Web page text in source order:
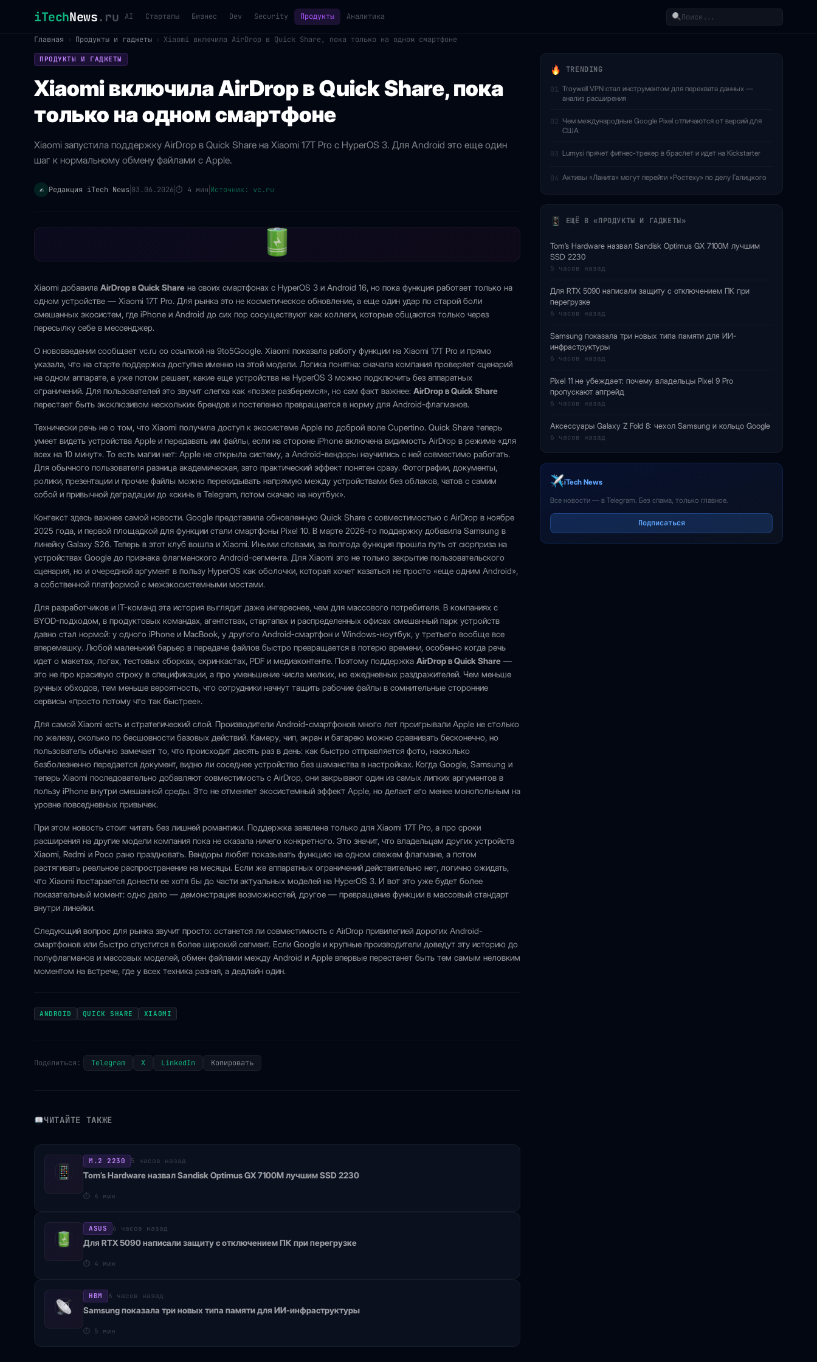
iTechNews.ru AI Стартапы Бизнес Dev Security Продукты Аналитика
Поиск
Главная
› Продукты и гаджеты › Xiaomi включила AirDrop в Quick Share, пока только на одном смартфоне
ПРОДУКТЫ И ГАДЖЕТЫ
Xiaomi включила AirDrop в Quick Share, пока
только на одном смартфоне
Xiaomi запустила поддержку AirDrop в Quick Share на Xiaomi 17T Pro с HyperOS 3. Для Android это еще один
шаг к нормальному обмену файлами с Apple.
✍️ Редакция iTech News 03.06.2026⏱ 4 мин Источник: vc.ru
Xiaomi добавила AirDrop в Quick Share на своих смартфонах с HyperOS 3 и Android 16, но пока функция работает только на
одном устройстве — Xiaomi 17T Pro. Для рынка это не косметическое обновление, а еще один удар по старой боли
смешанных экосистем, где iPhone и Android до сих пор сосуществуют как коллеги, которые общаются только через
пересылку себе в мессенджер.
О нововведении сообщает vc.ru со ссылкой на 9to5Google. Xiaomi показала работу функции на Xiaomi 17T Pro и прямо
указала, что на старте поддержка доступна именно на этой модели. Логика понятна: сначала компания проверяет сценарий
на одном аппарате, а уже потом решает, какие еще устройства на HyperOS 3 можно подключить без аппаратных
ограничений. Для пользователей это звучит слегка как «позже разберемся», но сам факт важнее: AirDrop в Quick Share
перестает быть эксклюзивом нескольких брендов и постепенно превращается в норму для Android-флагманов.
Технически речь не о том, что Xiaomi получила доступ к экосистеме Apple по доброй воле Cupertino. Quick Share теперь
умеет видеть устройства Apple и передавать им файлы, если на стороне iPhone включена видимость AirDrop в режиме «для
всех на 10 минут». То есть магии нет: Apple не открыла систему, а Android-вендоры научились с ней совместимо работать.
Для обычного пользователя разница академическая, зато практический эффект понятен сразу. Фотографии, документы,
ролики, презентации и прочие файлы можно перекидывать напрямую между устройствами без облаков, чатов с самим
собой и привычной деградации до «скинь в Telegram, потом скачаю на ноутбук».
Контекст здесь важнее самой новости. Google представила обновленную Quick Share с совместимостью с AirDrop в ноябре
2025 года, и первой площадкой для функции стали смартфоны Pixel 10. В марте 2026-го поддержку добавила Samsung в
линейку Galaxy S26. Теперь в этот клуб вошла и Xiaomi. Иными словами, за полгода функция прошла путь от сюрприза на
устройствах Google до признака флагманского Android-сегмента. Для Xiaomi это не только закрытие пользовательского
сценария, но и очередной аргумент в пользу HyperOS как оболочки, которая хочет казаться не просто «еще одним Android»,
а собственной платформой с межэкосистемными мостами.
Для разработчиков и IT-команд эта история выглядит даже интереснее, чем для массового потребителя. В компаниях с
BYOD-подходом, в продуктовых командах, агентствах, стартапах и распределенных офисах смешанный парк устройств
давно стал нормой: у одного iPhone и MacBook, у другого Android-смартфон и Windows-ноутбук, у третьего вообще все
вперемешку. Любой маленький барьер в передаче файлов быстро превращается в потерю времени, особенно когда речь
идет о макетах, логах, тестовых сборках, скринкастах, PDF и медиаконтенте. Поэтому поддержка AirDrop в Quick Share —
это не про красивую строку в спецификации, а про уменьшение числа мелких, но ежедневных раздражителей. Чем меньше
ручных обходов, тем меньше вероятность, что сотрудники начнут тащить рабочие файлы в сомнительные сторонние
сервисы «просто потому что так быстрее».
Для самой Xiaomi есть и стратегический слой. Производители Android-смартфонов много лет проигрывали Apple не столько
по железу, сколько по бесшовности базовых действий. Камеру, чип, экран и батарею можно сравнивать бесконечно, но
пользователь обычно замечает то, что происходит десять раз в день: как быстро отправляется фото, насколько
безболезненно передается документ, видно ли соседнее устройство без шаманства в настройках. Когда Google, Samsung и
теперь Xiaomi последовательно добавляют совместимость с AirDrop, они закрывают один из самых липких аргументов в
пользу iPhone внутри смешанной среды. Это не отменяет экосистемный эффект Apple, но делает его менее монопольным на
уровне повседневных привычек.
При этом новость стоит читать без лишней романтики. Поддержка заявлена только для Xiaomi 17T Pro, а про сроки
расширения на другие модели компания пока не сказала ничего конкретного. Это значит, что владельцам других устройств
Xiaomi, Redmi и Poco рано праздновать. Вендоры любят показывать функцию на одном свежем флагмане, а потом
растягивать реальное распространение на месяцы. Если же аппаратных ограничений действительно нет, логично ожидать,
что Xiaomi постарается донести ее хотя бы до части актуальных моделей на HyperOS 3. И вот это уже будет более
показательный момент: одно дело — демонстрация возможностей, другое — превращение функции в массовый стандарт
внутри линейки.
Следующий вопрос для рынка звучит просто: останется ли совместимость с AirDrop привилегией дорогих Android-
смартфонов или быстро спустится в более широкий сегмент. Если Google и крупные производители доведут эту историю до
полуфлагманов и массовых моделей, обмен файлами между Android и Apple впервые перестанет быть тем самым неловким
моментом на встрече, где у всех техника разная, а дедлайн один.
ANDROID QUICK SHARE XIAOMI
Поделиться: Telegram X LinkedIn Копировать
ЧИТАЙТЕ ТАКЖЕ
M.2 2230 5 часов назад
Tom’s Hardware назвал Sandisk Optimus GX 7100M лучшим SSD 2230
⏱ 4 мин
ASUS 6 часов назад
Для RTX 5090 написали защиту с отключением ПК при перегрузке
⏱ 4 мин
HBM 6 часов назад
Samsung показала три новых типа памяти для ИИ-инфраструктуры
⏱ 5 мин
TRENDING
01 Troywell VPN стал инструментом для перехвата данных —
анализ расширения
02 Чем международные Google Pixel отличаются от версий для
США
03 Lumysi прячет фитнес-трекер в браслет и идет на Kickstarter
04 Активы «Ланита» могут перейти «Ростеху» по делу Галицкого
ЕЩЁ В «ПРОДУКТЫ И ГАДЖЕТЫ»
Tom’s Hardware назвал Sandisk Optimus GX 7100M лучшим
SSD 2230
5 часов назад
Для RTX 5090 написали защиту с отключением ПК при
перегрузке
6 часов назад
Samsung показала три новых типа памяти для ИИ-
инфраструктуры
6 часов назад
Pixel 11 не убеждает: почему владельцы Pixel 9 Pro
пропускают апгрейд
6 часов назад
Аксессуары Galaxy Z Fold 8: чехол Samsung и кольцо Google
6 часов назад
iTech News
Все новости — в Telegram. Без спама, только главное.
Подписаться